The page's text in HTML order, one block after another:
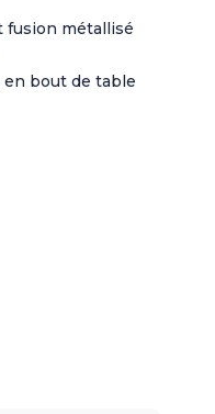
fusion métallisé
bout de table